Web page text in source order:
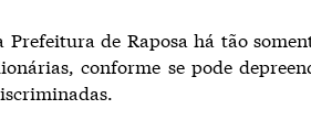
de Raposa há tão
conforme se pode